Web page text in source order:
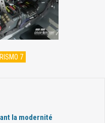
7
la modernité